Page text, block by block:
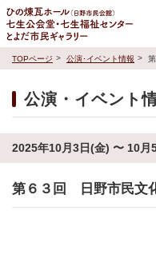
TOPページ 公演･イベント情報
公演・イベント
2025年10月3日(金) 〜 10月
第６３回 日野市民文